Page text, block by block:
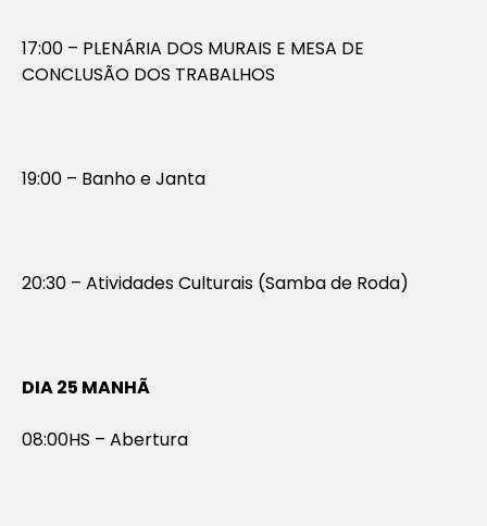
17:00 – PLENÁRIA DOS MURAIS E MESA DE
CONCLUSÃO DOS TRABALHOS
19:00 – Banho e Janta
20:30 – Atividades Culturais (Samba de Roda)
DIA 25 MANHÃ
08:00HS – Abertura